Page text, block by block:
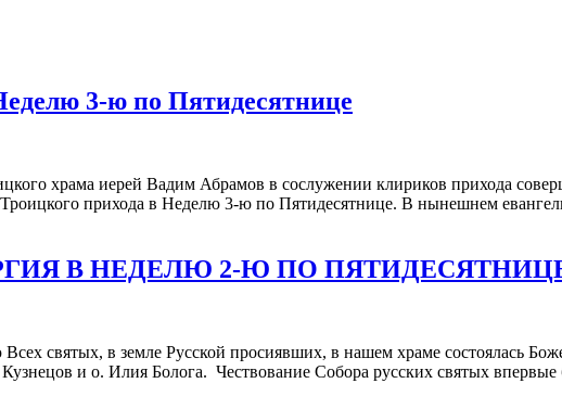
3-ю по Пятидесятнице
храма иерей Вадим Абрамов в сослужении клириков прихода
прихода в Неделю 3-ю по Пятидесятнице. В нынешнем
В НЕДЕЛЮ 2-Ю ПО
святых, в земле Русской просиявших, в нашем храме состоялась
и о. Илия Болога. Чествование Собора русских святых впервые